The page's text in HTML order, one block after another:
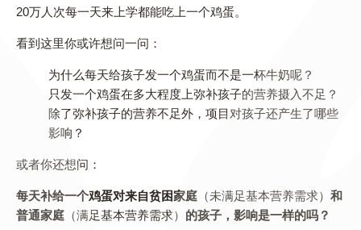
20万人次每一天来上学都能吃上一个鸡蛋。
看到这里你或许想问一问：
为什么每天给孩子发一个鸡蛋而不是一杯牛奶呢？
只发一个鸡蛋在多大程度上弥补孩子的营养摄入不足？
除了弥补孩子的营养不足外，项目对孩子还产生了哪些
影响？
或者你还想问：
每天补给一个鸡蛋对来自贫困家庭 （未满足基本营养需求） 和
普通家庭 （满足基本营养需求） 的孩子，影响是一样的吗？